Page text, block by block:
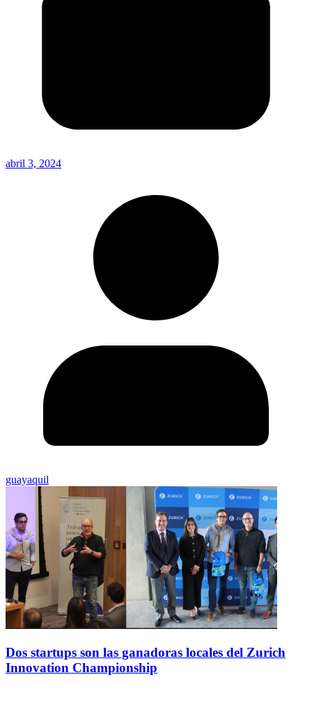
abril 3, 2024
guayaquil
Dos startups son las ganadoras locales del Zurich
Innovation Championship